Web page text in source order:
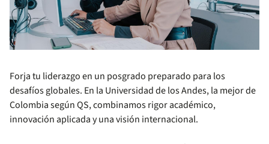
Forja tu liderazgo en un posgrado preparado para los
desafíos globales. En la Universidad de los Andes, la mejor de
Colombia según QS, combinamos rigor académico,
innovación aplicada y una visión internacional.